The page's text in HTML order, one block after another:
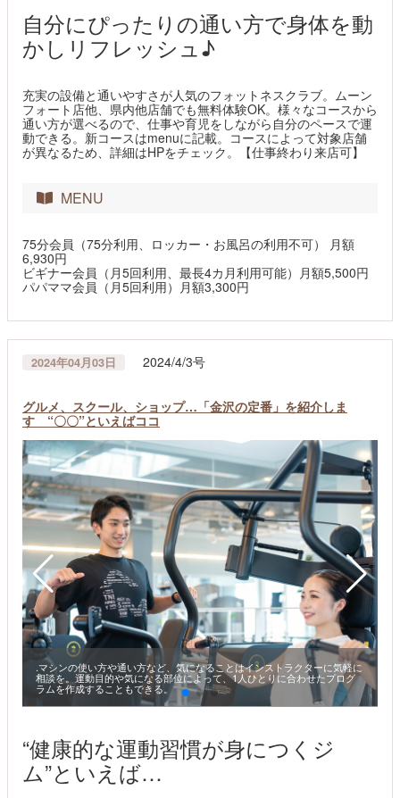
自分にぴったりの通い方で身体を動
かしリフレッシュ♪
充実の設備と通いやすさが人気のフォットネスクラブ。ムーン
フォート店他、県内他店舗でも無料体験OK。様々なコースから
通い方が選べるので、仕事や育児をしながら自分のペースで運
動できる。新コースはmenuに記載。コースによって対象店舗
が異なるため、詳細はHPをチェック。【仕事終わり来店可】
MENU
75分会員（75分利用、ロッカー・お風呂の利用不可） 月額
6,930円
ビギナー会員（月5回利用、最長4カ月利用可能）月額5,500円
パパママ会員（月5回利用）月額3,300円
2024年04月03日 2024/4/3号
グルメ、スクール、ショップ…「金沢の定番」を紹介しま
す “〇〇”といえばココ
.マシンの使い方や通い方など、気になることはインストラクターに気軽に
相談を。運動目的や気になる部位によって、1人ひとりに合わせたプログ
ラムを作成することもできる。
“健康的な運動習慣が身につくジ
ム”といえば…